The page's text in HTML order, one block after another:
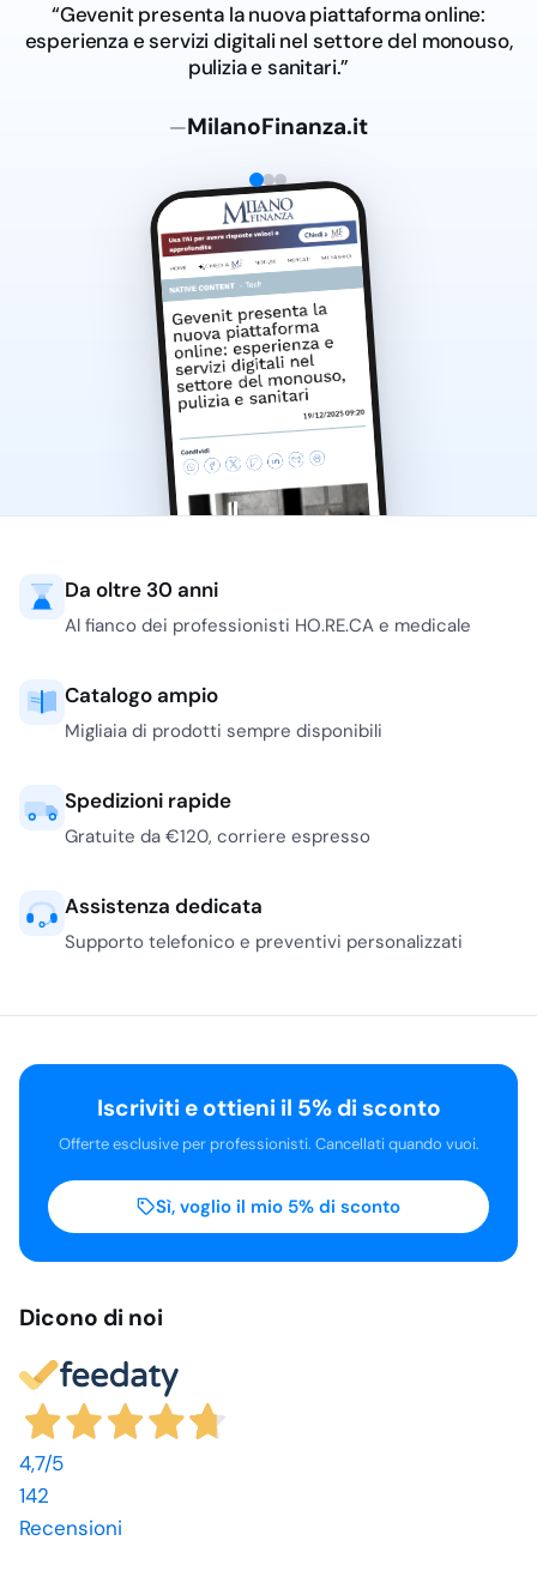
“Gevenit presenta la nuova piattaforma online:
esperienza e servizi digitali nel settore del monouso,
pulizia e sanitari.”
—MilanoFinanza.it
Da oltre 30 anni
Al fianco dei professionisti HO.RE.CA e medicale
Catalogo ampio
Migliaia di prodotti sempre disponibili
Spedizioni rapide
Gratuite da €120, corriere espresso
Assistenza dedicata
Supporto telefonico e preventivi personalizzati
Dicono di noi
4,7/5
142
Recensioni
Iscriviti e ottieni il 5% di sconto
Offerte esclusive per professionisti. Cancellati quando vuoi.
Sì, voglio il mio 5% di sconto